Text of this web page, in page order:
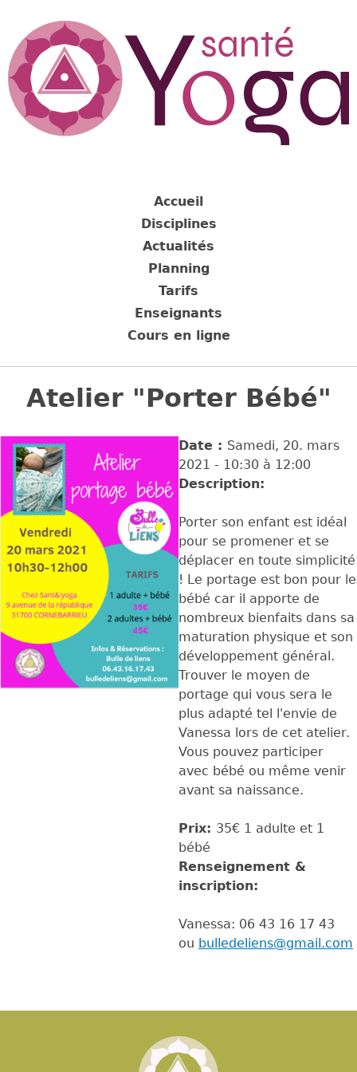
navigation
Back
Atelier "Porter Bébé"
Date : Samedi, 20. mars
2021 - 10:30 à 12:00
Description:
Porter son enfant est idéal
pour se promener et se
déplacer en toute simplicité
! Le portage est bon pour le
bébé car il apporte de
nombreux bienfaits dans sa
maturation physique et son
développement général.
Trouver le moyen de
portage qui vous sera le
plus adapté tel l'envie de
Vanessa lors de cet atelier.
Vous pouvez participer
avec bébé ou même venir
avant sa naissance.
Prix: 35€ 1 adulte et 1
bébé
Renseignement &
inscription:
Vanessa: 06 43 16 17 43
ou bulledeliens@gmail.com
Accueil
Disciplines
Actualités
Planning
Tarifs
Enseignants
Cours en ligne